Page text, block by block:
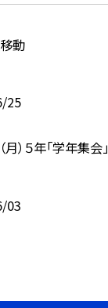
移動
25
月）５年「学年集会」
03